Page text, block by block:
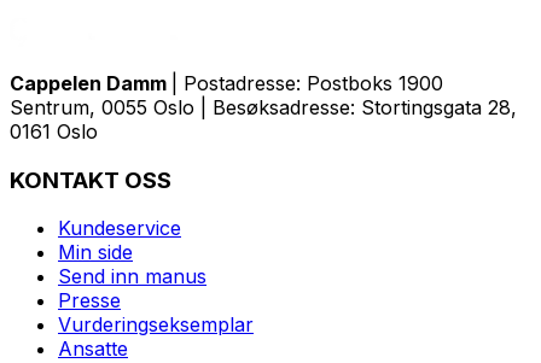
Cappelen Damm
| Postadresse: Postboks 1900
Sentrum, 0055 Oslo | Besøksadresse: Stortingsgata 28,
0161 Oslo
KONTAKT OSS
Kundeservice
Min side
Send inn manus
Presse
Vurderingseksemplar
Ansatte